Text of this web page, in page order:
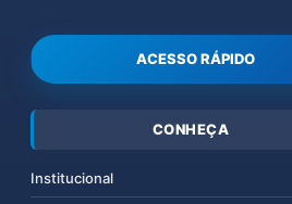
ACESSO RÁPIDO
CONHEÇA
Institucional